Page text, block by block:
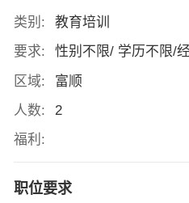
类别:
教育培训
要求:
性别不限/ 学历不限/
区域:
富顺
人数:
2
福利:
职位要求